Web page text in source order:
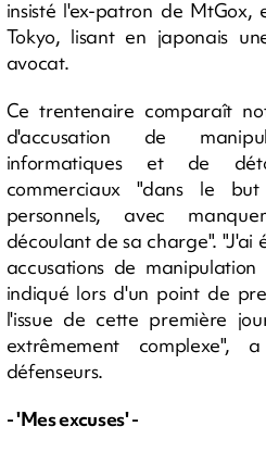
insisté l'ex-patron de MtGox,
Tokyo, lisant en japonais
avocat.
Ce trentenaire comparaît
d'accusation de
informatiques et de
commerciaux "dans le
personnels, avec
découlant de sa charge". "J'ai
accusations de
indiqué lors d'un point de
l'issue de cette première
extrêmement
défenseurs.
- 'Mes excuses' -